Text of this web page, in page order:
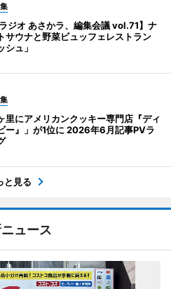
ラジオ あさかラ、編集会議 vol.71】ナ
サウナと野菜ビュッフェレストラン
シュ」
里にアメリカンクッキー専門店『ディ
ー』」が1位に 2026年6月記事PVラ
と見る
ュース